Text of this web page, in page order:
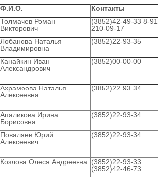
Ф.И.О.
Контакты
Толмачев Роман
Викторович
(3852)42-49-33 8-
210-09-17
Лобанова Наталья
Владимировна
(3852)22-93-35
Канайкин Иван
Александрович
(3852)00-00-00
Ахрамеева Наталья
Алексеевна
(3852)22-93-34
Апаликова Ирина
Борисовна
(3852)22-93-34
Поваляев Юрий
Алексеевич
(3852)22-93-34
Козлова Олеся Андреевна
(3852)22-93-33
(3852)42-46-73